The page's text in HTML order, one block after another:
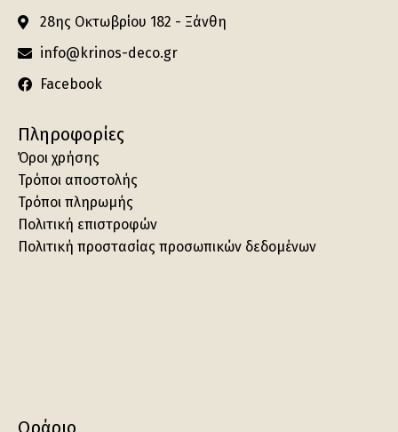
28ης Οκτωβρίου 182 - Ξάνθη
info@krinos-deco.gr
Facebook
Πληροφορίες
Όροι χρήσης
Τρόποι αποστολής
Τρόποι πληρωμής
Πολιτική επιστροφών
Πολιτική προστασίας προσωπικών δεδομένων
Ωράριο